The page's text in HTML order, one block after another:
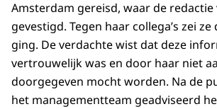
Amsterdam gereisd, waar de redactie
gevestigd. Tegen haar collega’s zei
ging. De verdachte wist dat deze
vertrouwelijk was en door haar niet
doorgegeven mocht worden. Na de
het managementteam geadviseerd